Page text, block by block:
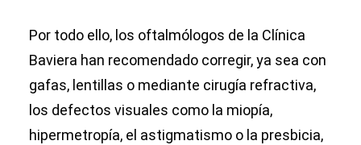
Por todo ello, los oftalmólogos de la Clínica
Baviera han recomendado corregir, ya sea con
gafas, lentillas o mediante cirugía refractiva,
los defectos visuales como la miopía,
hipermetropía, el astigmatismo o la presbicia,